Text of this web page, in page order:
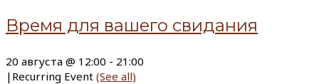
Время для вашего свидания
20 августа @ 12:00 - 21:00
| Recurring Event (See all)